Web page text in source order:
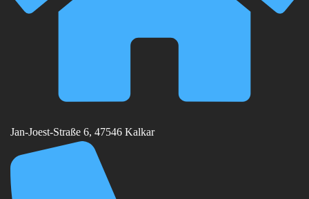
Jan-Joest-Straße 6, 47546 Kalkar